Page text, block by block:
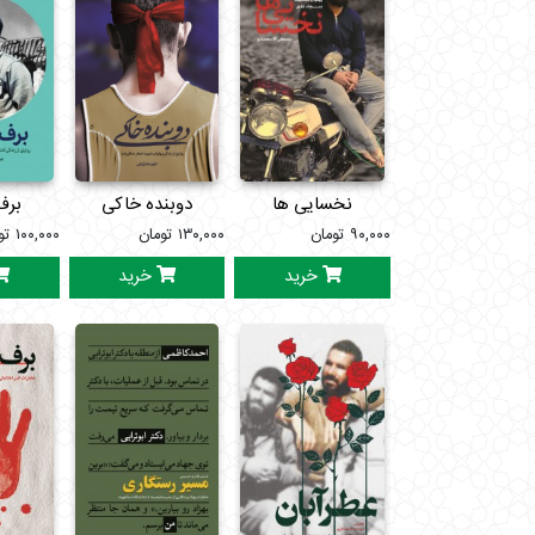
نخسایی ها
۹۰,۰۰۰ تومان
خرید
دوبنده خاکی
۱۳۰,۰۰۰ تومان
خرید
۱۰۰,۰۰۰